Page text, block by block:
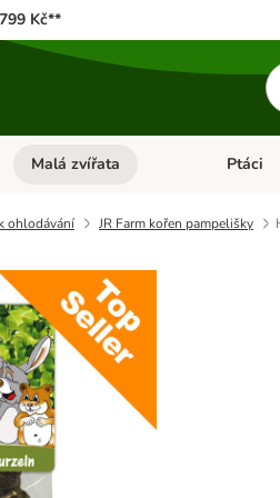
Kč**
Otevřít menu: Kočky
Malá zvířata Otevřít
Ptáci
ohlodávání JR Farm kořen pampelišky